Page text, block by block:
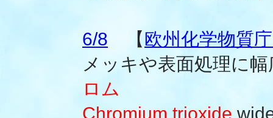
6/8 【欧州化学物質
メッキや表面処理に
ロム
Chromium trioxide